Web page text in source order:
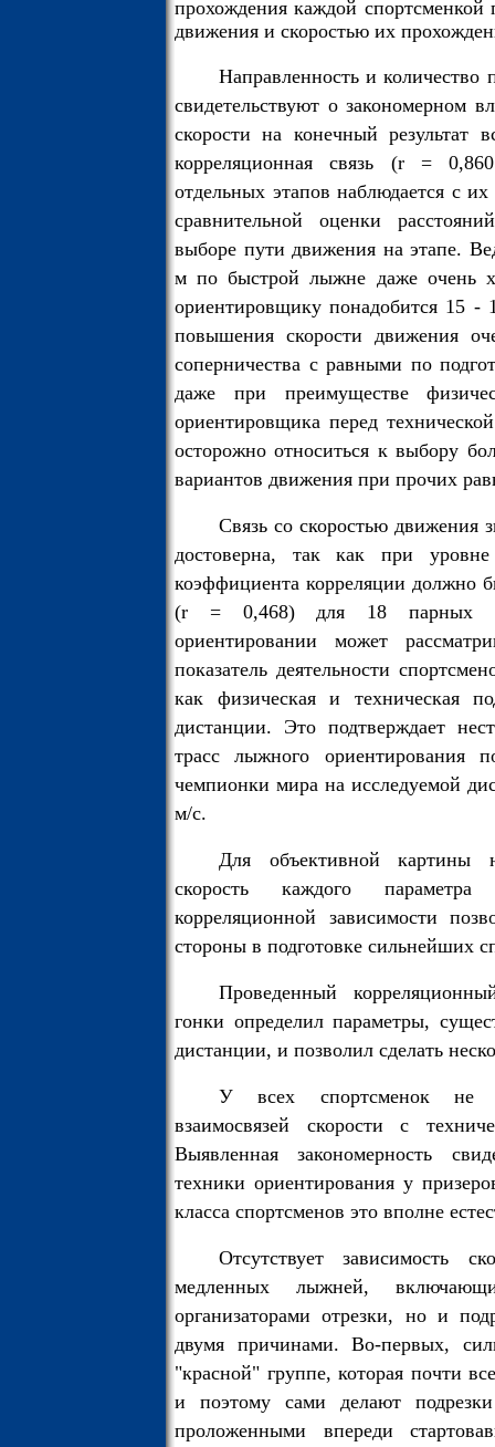
прохождения каждой
движения и скоростью их
Направленность и количество
свидетельствуют о закономерном
скорости на конечный результат
корреляционная связь (r =
отдельных этапов наблюдается с
сравнительной оценки
выборе пути движения на этапе.
м по быстрой лыжне даже очень
ориентировщику понадобится 15 -
повышения скорости движения
соперничества с равными по
даже при преимуществе
ориентировщика перед
осторожно относиться к выбору
вариантов движения при прочих
Связь со скоростью движения
достоверна, так как при
коэффициента корреляции должно
(r = 0,468) для 18 парных
ориентировании может
показатель деятельности
как физическая и техническая
дистанции. Это подтверждает
трасс лыжного ориентирования
чемпионки мира на исследуемой
м/с.
Для объективной картины
скорость каждого
корреляционной зависимости
стороны в подготовке сильнейших
Проведенный
гонки определил параметры,
дистанции, и позволил сделать
У всех спортсменок не
взаимосвязей скорости с
Выявленная закономерность
техники ориентирования у
класса спортсменов это вполне
Отсутствует зависимость
медленных лыжней,
организаторами отрезки, но и
двумя причинами. Во-первых,
"красной" группе, которая почти
и поэтому сами делают
проложенными впереди